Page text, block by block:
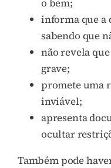
informa que a
sabendo que
não revela
grave;
promete uma
inviável;
apresenta
ocultar
Também pode